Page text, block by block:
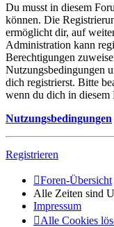
Du musst in diesem
können. Die
ermöglicht dir, auf
Administration kann
Berechtigungen
Nutzungsbedingungen
dich registrierst. Bitte
wenn du dich in diesem
Nutzungsbedingungen
Registrieren
Foren-Übersicht
Alle Zeiten sind
Impressum
Alle Cookies